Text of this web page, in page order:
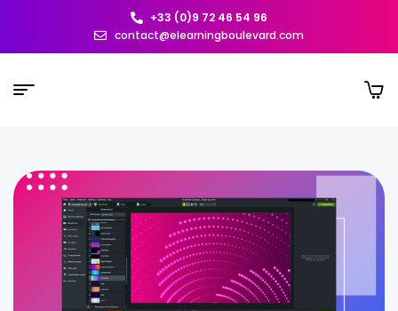
+33 (0)9 72 46 54 96
contact@elearningboulevard.com